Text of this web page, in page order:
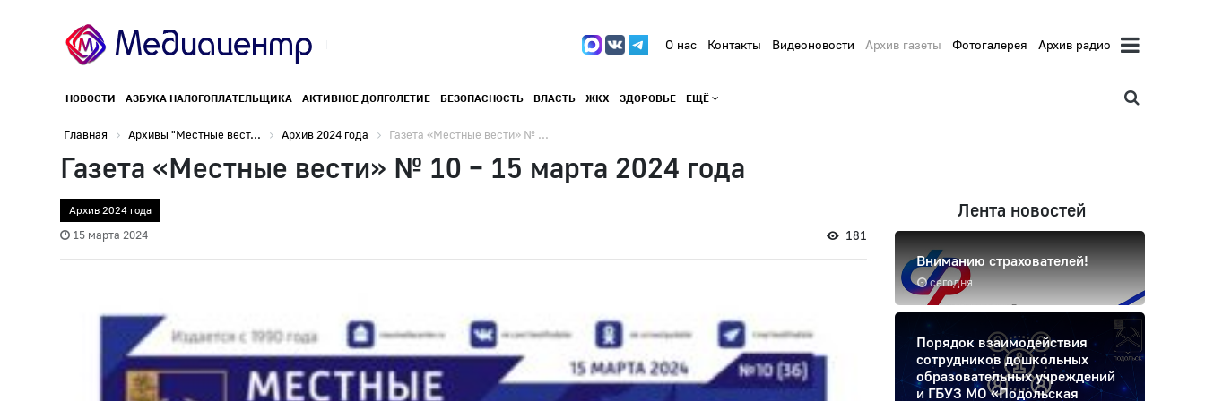
О нас Контакты Видеоновости Архив газеты Фотогалерея Архив радио
НОВОСТИ АЗБУКА НАЛОГОПЛАТЕЛЬЩИКА АКТИВНОЕ ДОЛГОЛЕТИЕ БЕЗОПАСНОСТЬ ВЛАСТЬ ЖКХ ЗДОРОВЬЕ ЕЩЁ
Главная Архивы "Местные вест... Архив 2024 года Газета «Местные вести» № ...
Газета «Местные вести» № 10 – 15 марта 2024 года
Архив 2024 года
15 марта 2024 181
Лента новостей
сегодня
Вниманию страхователей!
Порядок взаимодействия
сотрудников дошкольных
образовательных учреждений
и ГБУЗ МО «Подольская